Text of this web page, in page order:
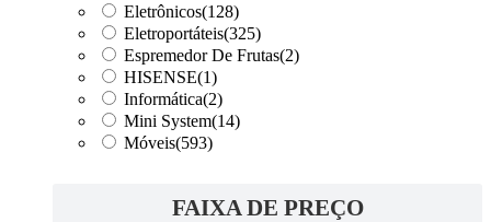
Eletrônicos(128)
Eletroportáteis(325)
Espremedor De Frutas(2)
HISENSE(1)
Informática(2)
Mini System(14)
Móveis(593)
FAIXA DE PREÇO